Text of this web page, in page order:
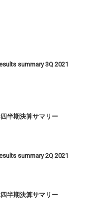
summary 3Q 2021
四半期決算サマリー
summary 2Q 2021
四半期決算サマリー